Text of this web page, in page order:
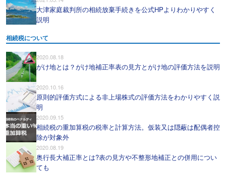
大津家庭裁判所の相続放棄手続きを公式HPよりわかりやすく
説明
相続税について
2020.08.18
がけ地とは？がけ地補正率表の見方とがけ地の評価方法を説明
2020.10.16
原則的評価方式による非上場株式の評価方法をわかりやすく説
明
2020.09.15
相続税の重加算税の税率と計算方法。仮装又は隠蔽は配偶者控
除が対象外
2020.08.19
奥行長大補正率とは?表の見方や不整形地補正との併用につい
ても